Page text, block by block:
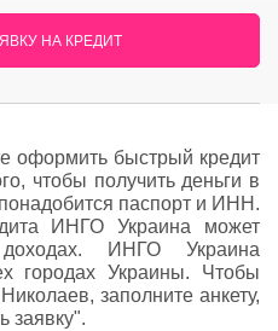
НА КРЕДИТ
оформить быстрый кредит
чтобы получить деньги в
паспорт и ИНН.
ИНГО Украина может
ИНГО Украина
городах Украины. Чтобы
заполните анкету,
заявку".